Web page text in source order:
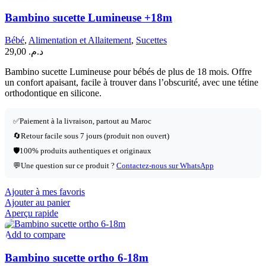
Bambino sucette Lumineuse +18m
Bébé, Alimentation et Allaitement, Sucettes
د.م.
Bambino sucette Lumineuse pour bébés de plus de 18 mois. Offre
un confort apaisant, facile à trouver dans l’obscurité, avec une tétine
orthodontique en silicone.
✅Paiement à la livraison, partout au Maroc
🔄Retour facile sous 7 jours (produit non ouvert)
🛡️100% produits authentiques et originaux
💬Une question sur ce produit ? Contactez-nous sur WhatsApp
Ajouter à mes favoris
Ajouter au panier
Aperçu rapide
Add to compare
Bambino sucette ortho 6-18m